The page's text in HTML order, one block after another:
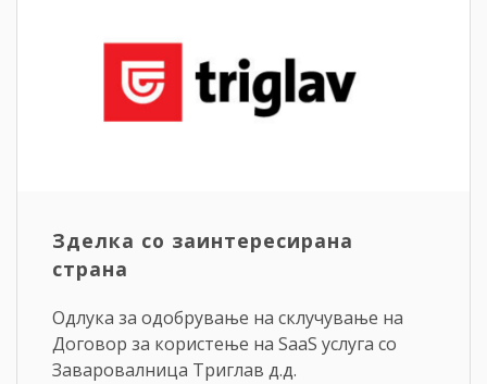
Зделка со заинтересирана
страна
Одлука за одобрување на склучување на
Договор за користење на SaaS услуга со
Заваровалница Триглав д.д.